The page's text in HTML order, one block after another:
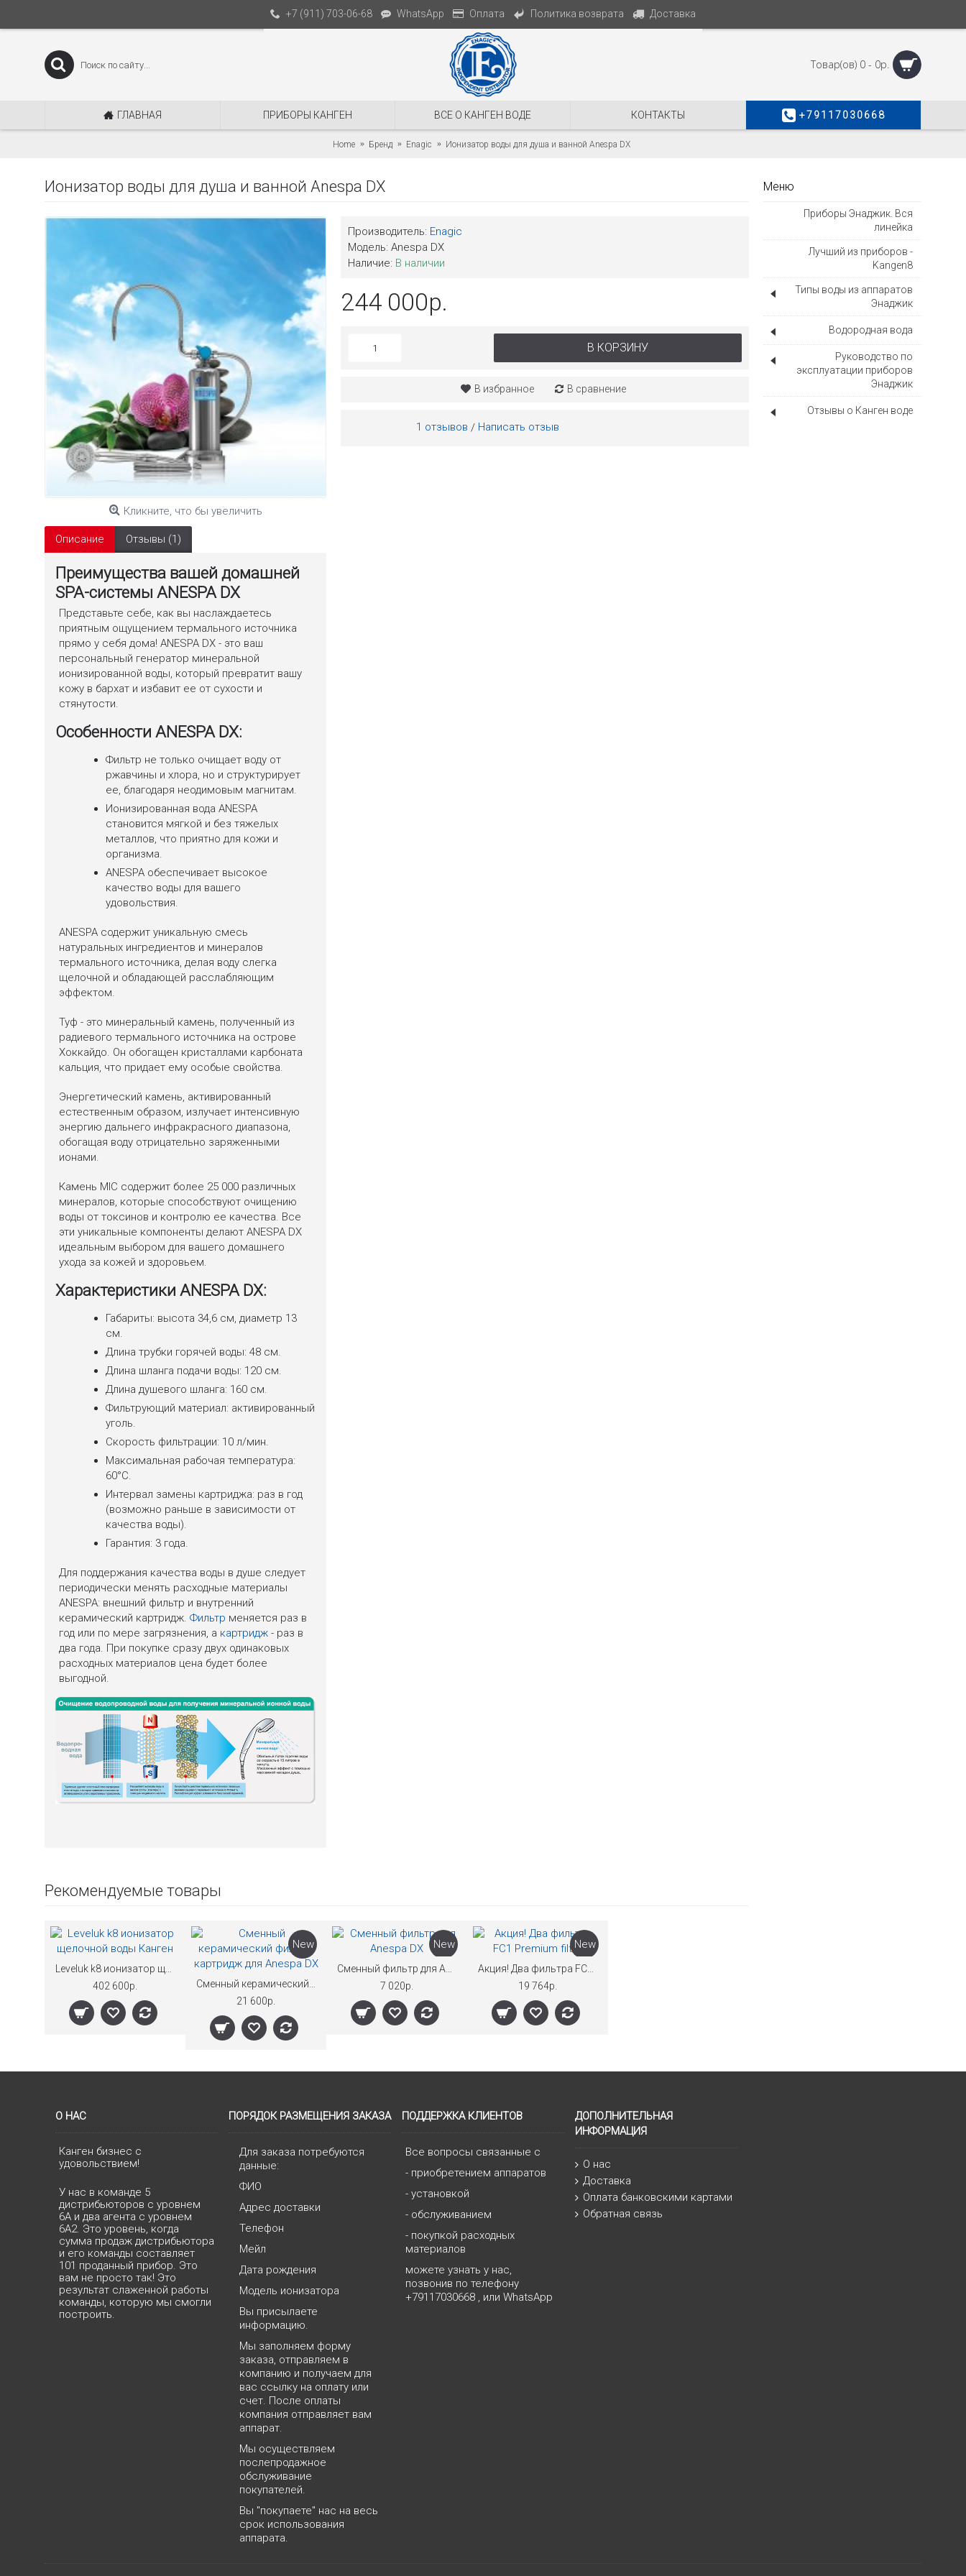
+7 (911) 703-06-68 WhatsApp Оплата Политика возврата Доставка
Товар(ов) 0 - 0р.
ГЛАВНАЯ ПРИБОРЫ КАНГЕН ВСЕ О КАНГЕН ВОДЕ КОНТАКТЫ +79117030668
Home Бренд Enagic Ионизатор воды для душа и ванной Anespa DX
Меню
Приборы Энаджик. Вся
линейка
Лучший из приборов -
Kangen8
Типы воды из аппаратов
Энаджик
Водородная вода
Руководство по
эксплуатации приборов
Энаджик
Отзывы о Канген воде
Ионизатор воды для душа и ванной Anespa DX
Кликните, что бы увеличить
Описание Отзывы (1)
Преимущества вашей домашней
SPA-системы ANESPA DX
Представьте себе, как вы наслаждаетесь
приятным ощущением термального источника
прямо у себя дома! ANESPA DX - это ваш
персональный генератор минеральной
ионизированной воды, который превратит вашу
кожу в бархат и избавит ее от сухости и
стянутости.
Особенности ANESPA DX:
Фильтр не только очищает воду от
ржавчины и хлора, но и структурирует
ее, благодаря неодимовым магнитам.
Ионизированная вода ANESPA
становится мягкой и без тяжелых
металлов, что приятно для кожи и
организма.
ANESPA обеспечивает высокое
качество воды для вашего
удовольствия.
ANESPA содержит уникальную смесь
натуральных ингредиентов и минералов
термального источника, делая воду слегка
щелочной и обладающей расслабляющим
эффектом.
Туф - это минеральный камень, полученный из
радиевого термального источника на острове
Хоккайдо. Он обогащен кристаллами карбоната
кальция, что придает ему особые свойства.
Энергетический камень, активированный
естественным образом, излучает интенсивную
энергию дальнего инфракрасного диапазона,
обогащая воду отрицательно заряженными
ионами.
Камень MIC содержит более 25 000 различных
минералов, которые способствуют очищению
воды от токсинов и контролю ее качества. Все
эти уникальные компоненты делают ANESPA DX
идеальным выбором для вашего домашнего
ухода за кожей и здоровьем.
Характеристики ANESPA DX:
Габариты: высота 34,6 см, диаметр 13
см.
Длина трубки горячей воды: 48 см.
Длина шланга подачи воды: 120 см.
Длина душевого шланга: 160 см.
Фильтрующий материал: активированный
уголь.
Скорость фильтрации: 10 л/мин.
Максимальная рабочая температура:
60°C.
Интервал замены картриджа: раз в год
(возможно раньше в зависимости от
качества воды).
Гарантия: 3 года.
Для поддержания качества воды в душе следует
периодически менять расходные материалы
ANESPA: внешний фильтр и внутренний
керамический картридж. Фильтр меняется раз в
год или по мере загрязнения, а картридж - раз в
два года. При покупке сразу двух одинаковых
расходных материалов цена будет более
выгодной.
Производитель: Enagic
Модель: Anespa DX
Наличие: В наличии
244 000р.
В КОРЗИНУ
В избранное В сравнение
1 отзывов / Написать отзыв
Рекомендуемые товары
402 600р.
New
21 600р.
New
7 020р.
New
19 764р.
О НАС
Канген бизнес с
удовольствием!
У нас в команде 5
дистрибьюторов с уровнем
6А и два агента с уровнем
6А2. Это уровень, когда
сумма продаж дистрибьютора
и его команды составляет
101 проданный прибор. Это
вам не просто так! Это
результат слаженной работы
команды, которую мы смогли
построить.
ПОРЯДОК РАЗМЕЩЕНИЯ ЗАКАЗА
Для заказа потребуются
данные:
ФИО
Адрес доставки
Телефон
Мейл
Дата рождения
Модель ионизатора
Вы присылаете
информацию.
Мы заполняем форму
заказа, отправляем в
компанию и получаем для
вас ссылку на оплату или
счет. После оплаты
компания отправляет вам
аппарат.
Мы осуществляем
послепродажное
обслуживание
покупателей.
Вы "покупаете" нас на весь
срок использования
аппарата.
ПОДДЕРЖКА КЛИЕНТОВ
Все вопросы связанные с
- приобретением аппаратов
- установкой
- обслуживанием
- покупкой расходных
материалов
можете узнать у нас,
позвонив по телефону
+79117030668 , или WhatsApp
ДОПОЛНИТЕЛЬНАЯ
ИНФОРМАЦИЯ
О нас
Доставка
Оплата банковскими картами
Обратная связь